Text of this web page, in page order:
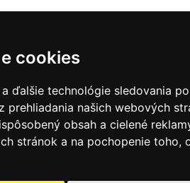
cookies
ďalšie technológie sledovania
prehliadania našich webových
obsah a cielené
stránok a na pochopenie toho,